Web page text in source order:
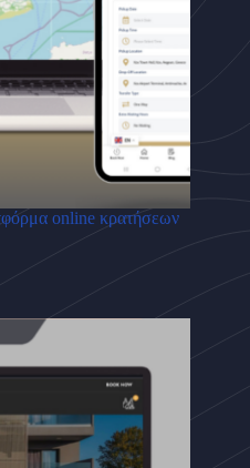
online κρατήσεων